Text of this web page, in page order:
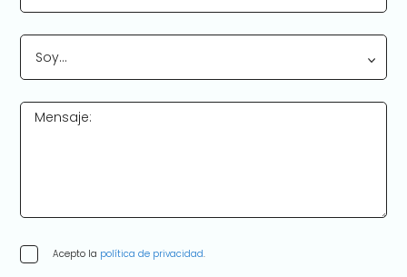
Soy…
Mensaje:
Acepto la política de privacidad.